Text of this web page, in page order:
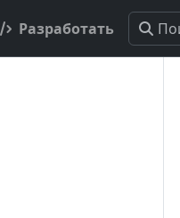
Разработать